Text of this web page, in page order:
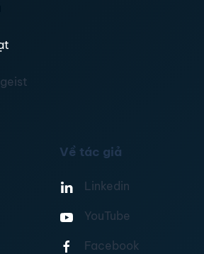
Về tác giả
Linkedin
YouTube
Facebook